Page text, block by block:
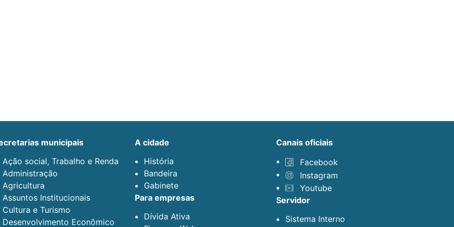
municipais
Ação social, Trabalho e Renda
Administração
Agricultura
Assuntos Institucionais
Cultura e Turismo
Desenvolvimento Econômico
a cidade
História
Bandeira
Gabinete
para empresas
Dívida Ativa
canais oficiais
Facebook
Instagram
Youtube
servidor
Sistema Interno